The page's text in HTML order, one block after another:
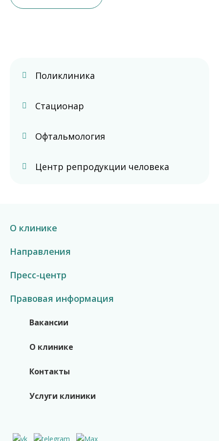
Поликлиника
Стационар
Офтальмология
Центр репродукции человека
О клинике
Направления
Пресс-центр
Правовая информация
Вакансии
О клинике
Контакты
Услуги клиники